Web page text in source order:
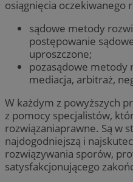
osiągnięcia oczekiwanego
sądowe metody
postępowanie
uproszczone;
pozasądowe metody
mediacja, arbitraż,
W każdym z powyższych
z pomocy specjalistów,
rozwiązaniaprawne. Są w
najdogodniejszą i
rozwiązywania sporów,
satysfakcjonującego